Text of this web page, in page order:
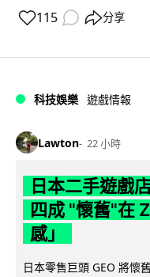
115 分享
科技娛樂 遊戲情報
Lawton 22 小時
日本二手遊戲
四成 "懷舊"在
感」
日本零售巨頭 GEO 將懷